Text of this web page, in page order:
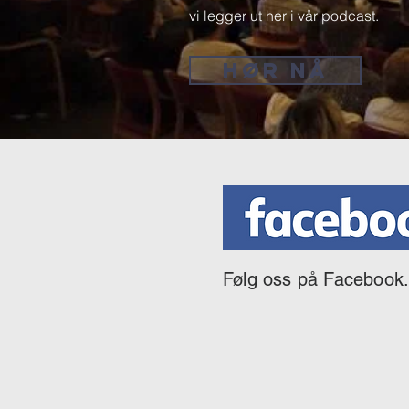
vi legger ut her i vår podcast.
HØR NÅ
Følg oss på Facebook.